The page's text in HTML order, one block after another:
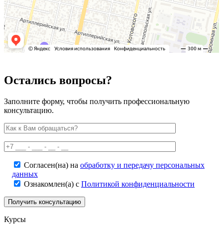
Остались вопросы?
Заполните форму, чтобы получить профессиональную
консультацию.
Согласен(на) на обработку и передачу персональных
данных
Ознакомлен(а) с Политикой конфиденциальности
Курсы